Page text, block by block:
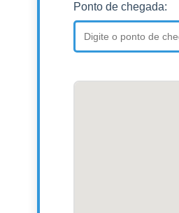
Ponto de chegada: